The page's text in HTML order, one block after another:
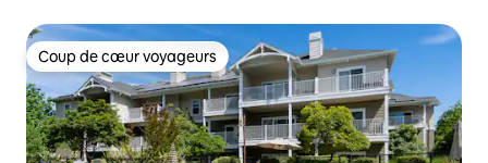
Coup de cœur voyageurs
Coup de cœur voyageurs